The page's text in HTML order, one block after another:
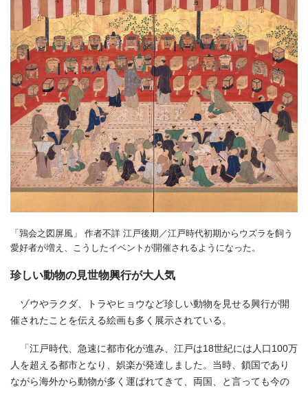
「鶉会之図屏風」 作者不詳 江戸後期／江戸時代初期からウズラを飼う
愛好者が増え、こうしたイベントが開催されるようになった。
珍しい動物の見世物興行が大人気
ゾウやラクダ、トラやヒョウなど珍しい動物を見せる興行が開
催されたことを伝える絵画も多く展示されている。
「江戸時代、急速に都市化が進み、江戸は18世紀には人口100万
人を超える都市となり、娯楽が発達しました。当時、鎖国であり
ながら海外から動物が多く運ばれてきて、両国、と言っても今の